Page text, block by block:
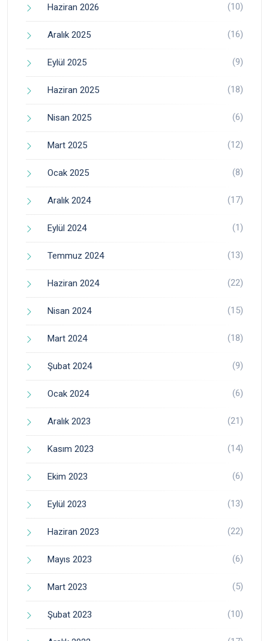
Haziran 2026 (10)
Aralık 2025 (16)
Eylül 2025 (9)
Haziran 2025 (18)
Nisan 2025 (6)
Mart 2025 (12)
Ocak 2025 (8)
Aralık 2024 (17)
Eylül 2024 (1)
Temmuz 2024 (13)
Haziran 2024 (22)
Nisan 2024 (15)
Mart 2024 (18)
Şubat 2024 (9)
Ocak 2024 (6)
Aralık 2023 (21)
Kasım 2023 (14)
Ekim 2023 (6)
Eylül 2023 (13)
Haziran 2023 (22)
Mayıs 2023 (6)
Mart 2023 (5)
Şubat 2023 (10)